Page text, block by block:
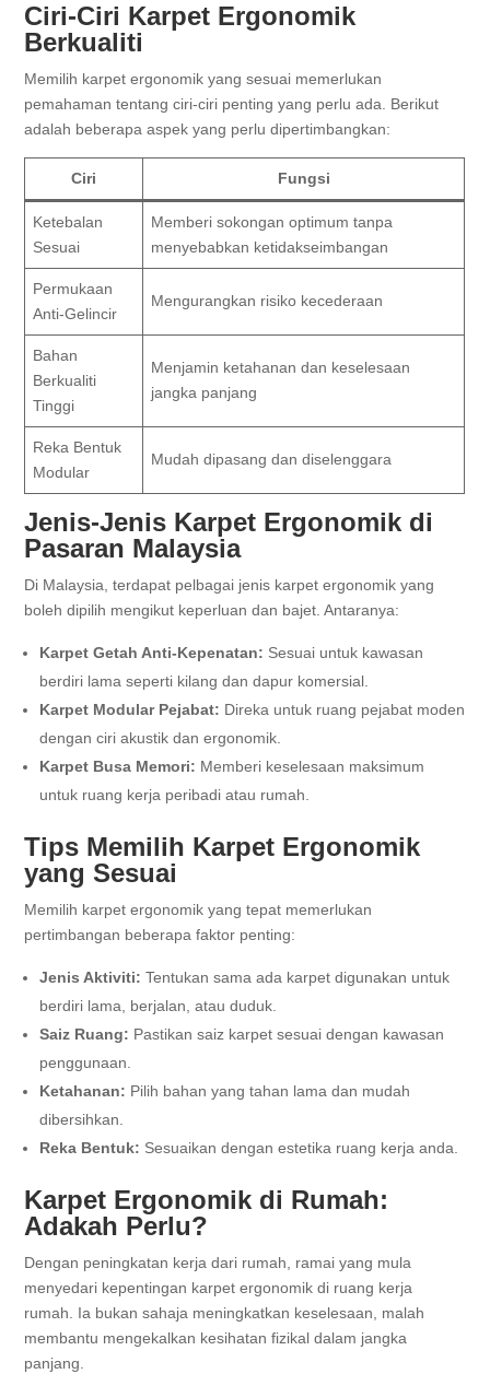
Ciri-Ciri Karpet Ergonomik
Berkualiti
Memilih karpet ergonomik yang sesuai memerlukan
pemahaman tentang ciri-ciri penting yang perlu ada. Berikut
adalah beberapa aspek yang perlu dipertimbangkan:
Ciri Fungsi
Ketebalan
Sesuai
Memberi sokongan optimum tanpa
menyebabkan ketidakseimbangan
Permukaan
Anti-Gelincir
Mengurangkan risiko kecederaan
Bahan
Berkualiti
Tinggi
Menjamin ketahanan dan keselesaan
jangka panjang
Reka Bentuk
Modular
Mudah dipasang dan diselenggara
Jenis-Jenis Karpet Ergonomik di
Pasaran Malaysia
Di Malaysia, terdapat pelbagai jenis karpet ergonomik yang
boleh dipilih mengikut keperluan dan bajet. Antaranya:
Karpet Getah Anti-Kepenatan: Sesuai untuk kawasan
berdiri lama seperti kilang dan dapur komersial.
Karpet Modular Pejabat: Direka untuk ruang pejabat moden
dengan ciri akustik dan ergonomik.
Karpet Busa Memori: Memberi keselesaan maksimum
untuk ruang kerja peribadi atau rumah.
Tips Memilih Karpet Ergonomik
yang Sesuai
Memilih karpet ergonomik yang tepat memerlukan
pertimbangan beberapa faktor penting:
Jenis Aktiviti: Tentukan sama ada karpet digunakan untuk
berdiri lama, berjalan, atau duduk.
Saiz Ruang: Pastikan saiz karpet sesuai dengan kawasan
penggunaan.
Ketahanan: Pilih bahan yang tahan lama dan mudah
dibersihkan.
Reka Bentuk: Sesuaikan dengan estetika ruang kerja anda.
Karpet Ergonomik di Rumah:
Adakah Perlu?
Dengan peningkatan kerja dari rumah, ramai yang mula
menyedari kepentingan karpet ergonomik di ruang kerja
rumah. Ia bukan sahaja meningkatkan keselesaan, malah
membantu mengekalkan kesihatan fizikal dalam jangka
panjang.